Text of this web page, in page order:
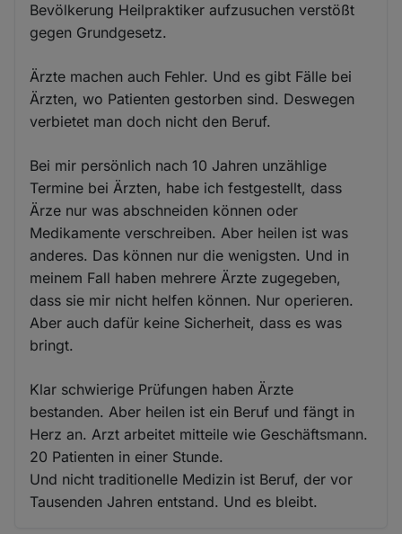
Bevölkerung Heilpraktiker aufzusuchen verstößt
gegen Grundgesetz.
Ärzte machen auch Fehler. Und es gibt Fälle bei
Ärzten, wo Patienten gestorben sind. Deswegen
verbietet man doch nicht den Beruf.
Bei mir persönlich nach 10 Jahren unzählige
Termine bei Ärzten, habe ich festgestellt, dass
Ärze nur was abschneiden können oder
Medikamente verschreiben. Aber heilen ist was
anderes. Das können nur die wenigsten. Und in
meinem Fall haben mehrere Ärzte zugegeben,
dass sie mir nicht helfen können. Nur operieren.
Aber auch dafür keine Sicherheit, dass es was
bringt.
Klar schwierige Prüfungen haben Ärzte
bestanden. Aber heilen ist ein Beruf und fängt in
Herz an. Arzt arbeitet mitteile wie Geschäftsmann.
20 Patienten in einer Stunde.
Und nicht traditionelle Medizin ist Beruf, der vor
Tausenden Jahren entstand. Und es bleibt.